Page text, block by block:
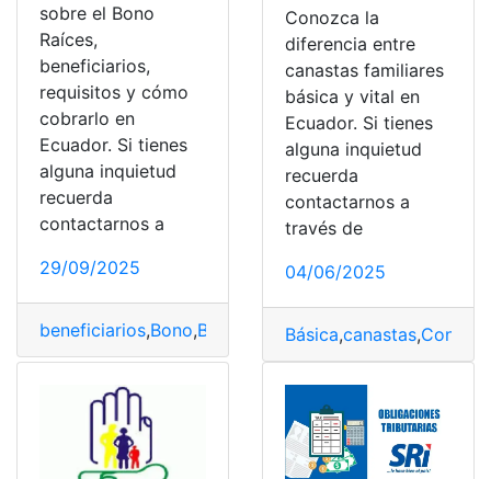
sobre el Bono
Raíces,
beneficiarios,
requisitos y cómo
cobrarlo en
Ecuador. Si tienes
alguna inquietud
recuerda
contactarnos a
29/09/2025
beneficiarios,Bono,Bono Raíces,Ecuador,Raíces,
Conozca la
diferencia entre
canastas familiares
básica y vital en
Ecuador. Si tienes
alguna inquietud
recuerda
contactarnos a
través de
04/06/2025
Básica,canastas,